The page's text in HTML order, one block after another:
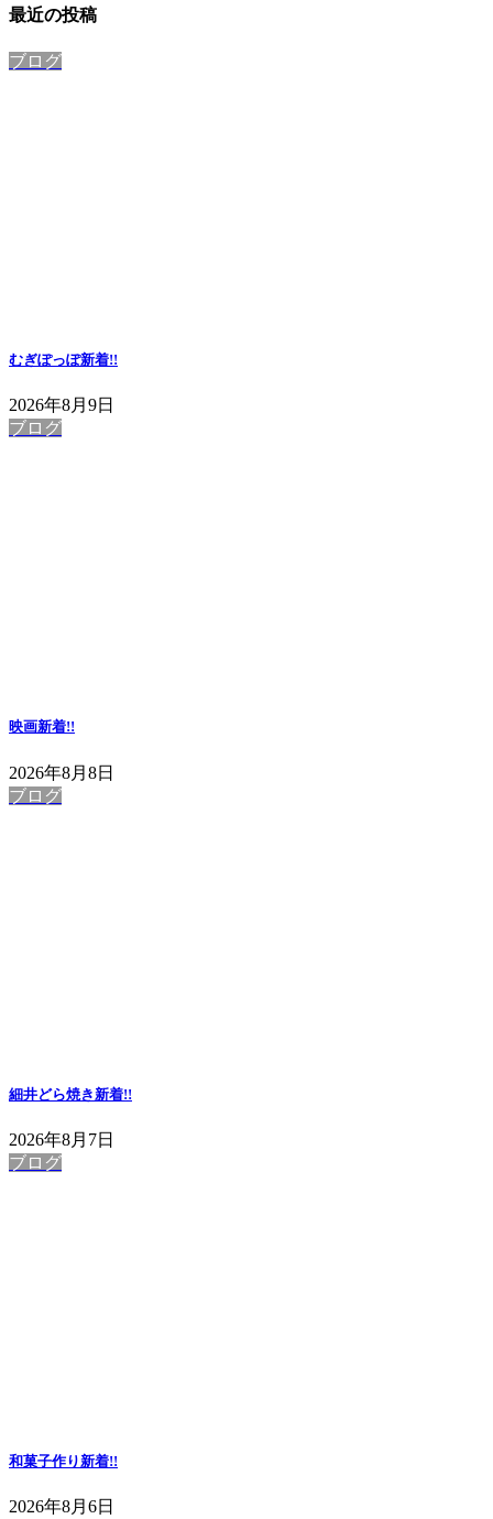
最近の投稿
ブログ
むぎぽっぽ新着!!
2026年8月9日
ブログ
映画新着!!
2026年8月8日
ブログ
細井どら焼き新着!!
2026年8月7日
ブログ
和菓子作り新着!!
2026年8月6日